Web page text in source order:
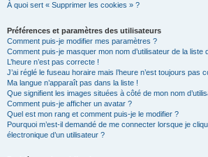
À quoi sert « Supprimer les cookies » ?
Préférences et paramètres des utilisateurs
Comment puis-je modifier mes paramètres ?
Comment puis-je masquer mon nom d’utilisateur de la liste
L’heure n’est pas correcte !
J’ai réglé le fuseau horaire mais l’heure n’est toujours pas
Ma langue n’apparaît pas dans la liste !
Que signifient les images situées à côté de mon nom
Comment puis-je afficher un avatar ?
Quel est mon rang et comment puis-je le modifier ?
Pourquoi m’est-il demandé de me connecter lorsque je
électronique d’un utilisateur ?